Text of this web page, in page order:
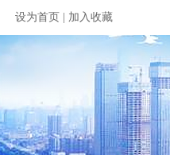
设为首页 加入收藏